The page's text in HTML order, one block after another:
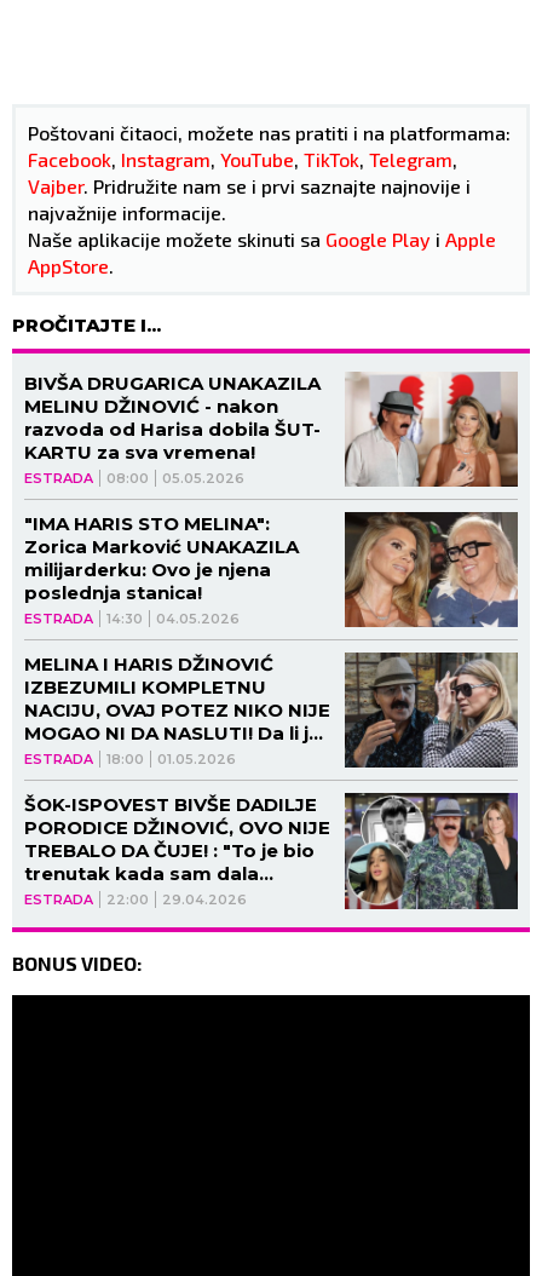
Poštovani čitaoci, možete nas pratiti i na platformama:
Facebook Instagram YouTube TikTok Telegram
Vajber. Pridružite nam se i prvi saznajte najnovije i
najvažnije informacije.
Naše aplikacije možete skinuti sa Google Play i Apple
AppStore
PROČITAJTE I...
ESTRADA 08:00 05.05.2026
BIVŠA DRUGARICA UNAKAZILA
MELINU DŽINOVIĆ - nakon
razvoda od Harisa dobila ŠUT-
KARTU za sva vremena!
ESTRADA 14:30 04.05.2026
"IMA HARIS STO MELINA":
Zorica Marković UNAKAZILA
milijarderku: Ovo je njena
poslednja stanica!
ESTRADA 18:00 01.05.2026
MELINA I HARIS DŽINOVIĆ
IZBEZUMILI KOMPLETNU
NACIJU, OVAJ POTEZ NIKO NIJE
MOGAO NI DA NASLUTI! Da li je
ovo moguće posle svega?
ESTRADA 22:00 29.04.2026
ŠOK-ISPOVEST BIVŠE DADILJE
PORODICE DŽINOVIĆ, OVO NIJE
TREBALO DA ČUJE! : "To je bio
trenutak kada sam dala
OTKAZ!"
BONUS VIDEO: